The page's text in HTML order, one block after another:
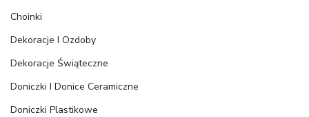
Choinki
Dekoracje I Ozdoby
Dekoracje Świąteczne
Doniczki I Donice Ceramiczne
Doniczki Plastikowe